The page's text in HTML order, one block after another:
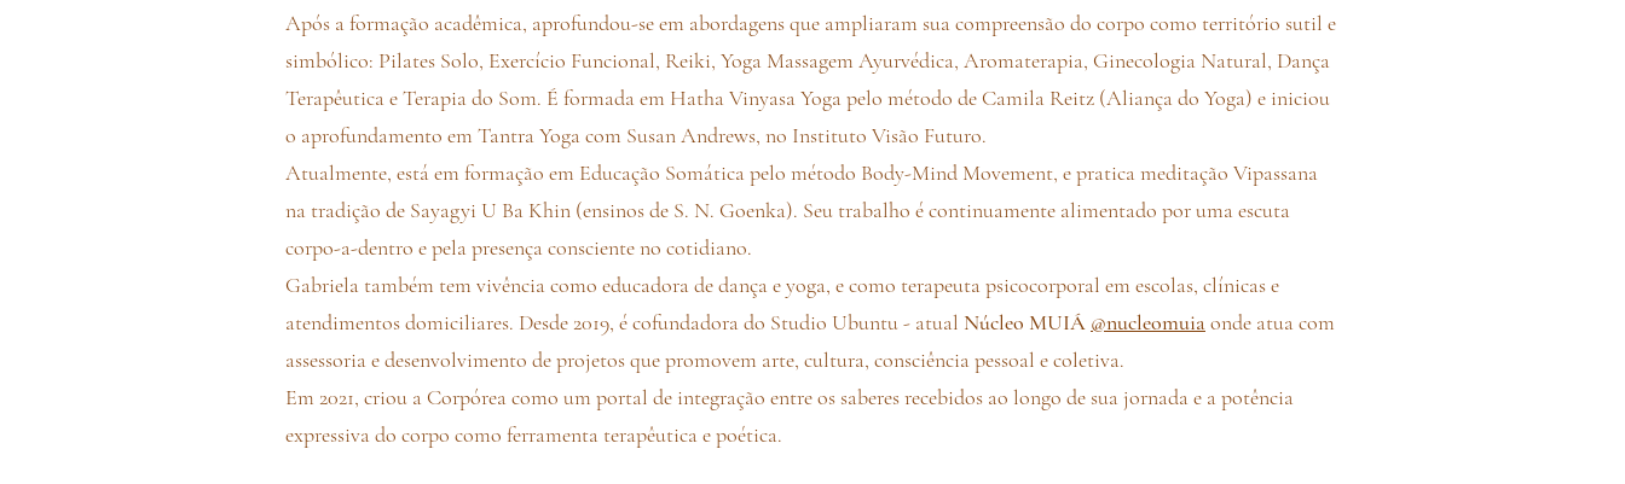
Após a formação acadêmica, aprofundou-se em abordagens que ampliaram sua compreensão do corpo como território sutil e
simbólico: Pilates Solo, Exercício Funcional, Reiki, Yoga Massagem Ayurvédica, Aromaterapia, Ginecologia Natural, Dança
Terapêutica e Terapia do Som. É formada em Hatha Vinyasa Yoga pelo método de Camila Reitz (Aliança do Yoga) e iniciou
o aprofundamento em Tantra Yoga com Susan Andrews, no Instituto Visão Futuro.
Atualmente, está em formação em Educação Somática pelo método Body-Mind Movement, e pratica meditação Vipassana
na tradição de Sayagyi U Ba Khin (ensinos de S. N. Goenka). Seu trabalho é continuamente alimentado por uma escuta
corpo-a-dentro e pela presença consciente no cotidiano.
Gabriela também tem vivência como educadora de dança e yoga, e como terapeuta psicocorporal em escolas, clínicas e
atendimentos domiciliares. Desde 2019, é cofundadora do Studio Ubuntu - atual Núcleo MUIÁ @nucleomuiaonde atua com
assessoria e desenvolvimento de projetos que promovem arte, cultura, consciência pessoal e coletiva.
Em 2021, criou a Corpórea como um portal de integração entre os saberes recebidos ao longo de sua jornada e a potência
expressiva do corpo como ferramenta terapêutica e poética.